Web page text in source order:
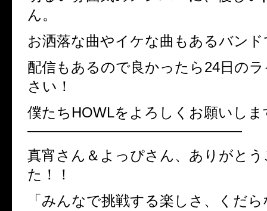
ん。
お洒落な曲やイケな曲もあるバン
配信もあるので良かったら24日の
さい！
僕たちHOWLをよろしくお願いしま
———————————————
真宵さん＆よっぴさん、ありがと
た！！
「みんなで挑戦する楽しさ、くだ